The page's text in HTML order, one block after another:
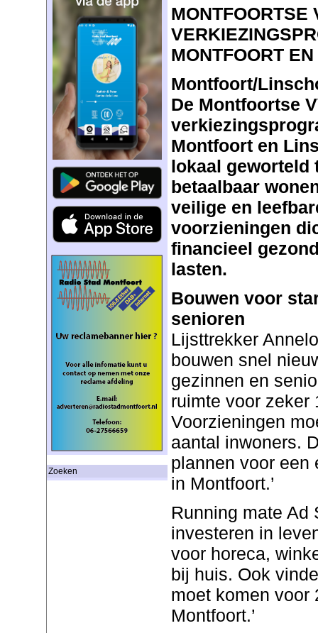
Zoeken
MONTFOORTSE
MONTFOORT
Montfoort/
De Montfoortse
Montfoort en
lokaal geworteld
betaalbaar
veilige en
voorzieningen
financieel
lasten.
Bouwen voor
senioren
Lijsttrekker
bouwen snel
gezinnen en
ruimte voor zeker
Voorzieningen
aantal inwoners.
plannen voor een
in Montfoort.’
Running mate Ad
investeren in
voor horeca,
bij huis. Ook
moet komen voor
Montfoort.’